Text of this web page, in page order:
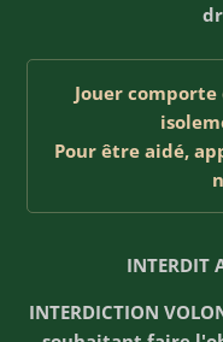
Jouer
Pour être aidé,
INTERDIT
INTERDICTION